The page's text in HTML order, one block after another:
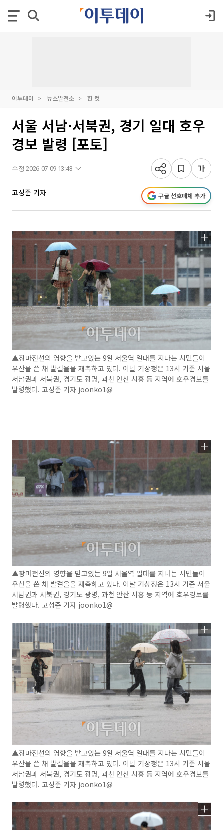
이투데이 뉴스발전소 한 컷
서울 서남·서북권, 경기 일대 호우
경보 발령 [포토]
수정 2026-07-09 13:43
고성준 기자 구글 선호매체 추가
▲장마전선의 영향을 받고있는 9일 서울역 일대를 지나는 시민들이
우산을 쓴 채 발걸을을 재촉하고 있다. 이날 기상청은 13시 기준 서울
서남권과 서북권, 경기도 광명, 과천 안산 시흥 등 지역에 호우경보를
발령했다. 고성준 기자 joonko1@
▲장마전선의 영향을 받고있는 9일 서울역 일대를 지나는 시민들이
우산을 쓴 채 발걸을을 재촉하고 있다. 이날 기상청은 13시 기준 서울
서남권과 서북권, 경기도 광명, 과천 안산 시흥 등 지역에 호우경보를
발령했다. 고성준 기자 joonko1@
▲장마전선의 영향을 받고있는 9일 서울역 일대를 지나는 시민들이
우산을 쓴 채 발걸을을 재촉하고 있다. 이날 기상청은 13시 기준 서울
서남권과 서북권, 경기도 광명, 과천 안산 시흥 등 지역에 호우경보를
발령했다. 고성준 기자 joonko1@